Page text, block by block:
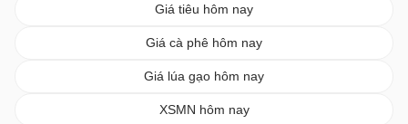
Giá tiêu hôm nay
Giá cà phê hôm nay
Giá lúa gạo hôm nay
XSMN hôm nay